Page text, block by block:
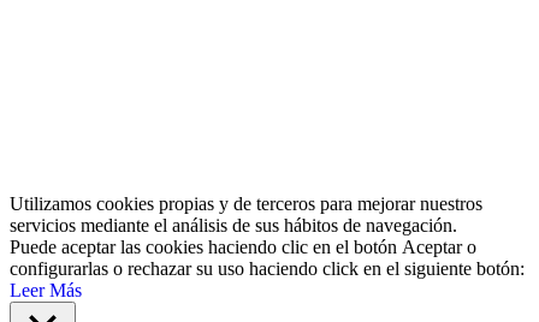
Utilizamos cookies propias y de terceros para mejorar nuestros
servicios mediante el análisis de sus hábitos de navegación.
Puede aceptar las cookies haciendo clic en el botón Aceptaro
configurarlas o rechazar su uso haciendo click en el siguiente botón:
Leer Más